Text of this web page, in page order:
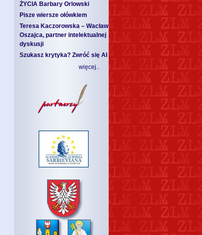
ŻYCIA Barbary Orlowski
Pisze wiersze ołówkiem
Teresa Kaczorowska – Wacław
Oszajca, partner intelektualnej
dyskusji
Szukasz krytyka? Zwróć się AI
więcej..